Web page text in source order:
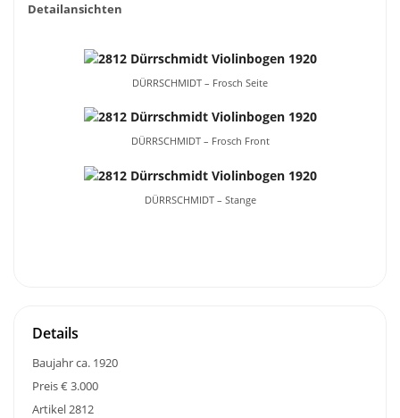
Detailansichten
DÜRRSCHMIDT – Frosch Seite
DÜRRSCHMIDT – Frosch Front
DÜRRSCHMIDT – Stange
Details
Baujahr ca. 1920
Preis € 3.000
Artikel 2812